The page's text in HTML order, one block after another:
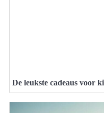
De leukste cadeaus voor